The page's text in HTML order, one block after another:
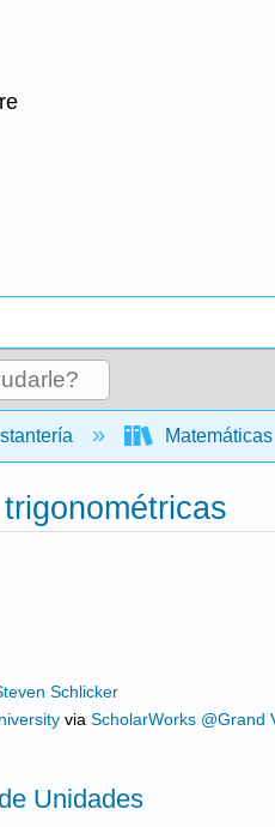
jerarquía globalMatemáticas
Schlicker
viaScholarWorks @Grand
Unidades